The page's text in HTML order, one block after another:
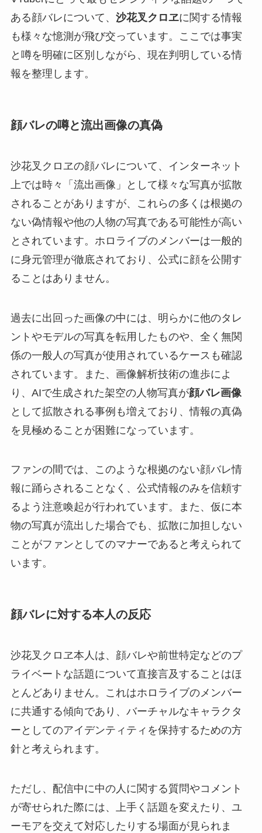
ある顔バレについて、 沙花叉クロヱに関する情報
も様々な憶測が飛び交っています。ここでは事実
と噂を明確に区別しながら、現在判明している情
報を整理します。
顔バレの噂と流出画像の真偽
沙花叉クロヱの顔バレについて、インターネット
上では時々「流出画像」として様々な写真が拡散
されることがありますが、これらの多くは根拠の
ない偽情報や他の人物の写真である可能性が高い
とされています。ホロライブのメンバーは一般的
に身元管理が徹底されており、公式に顔を公開す
ることはありません。
過去に出回った画像の中には、明らかに他のタレ
ントやモデルの写真を転用したものや、全く無関
係の一般人の写真が使用されているケースも確認
されています。また、画像解析技術の進歩によ
り、AIで生成された架空の人物写真が顔バレ画像
として拡散される事例も増えており、情報の真偽
を見極めることが困難になっています。
ファンの間では、このような根拠のない顔バレ情
報に踊らされることなく、公式情報のみを信頼す
るよう注意喚起が行われています。また、仮に本
物の写真が流出した場合でも、拡散に加担しない
ことがファンとしてのマナーであると考えられて
います。
顔バレに対する本人の反応
沙花叉クロヱ本人は、顔バレや前世特定などのプ
ライベートな話題について直接言及することはほ
とんどありません。これはホロライブのメンバー
に共通する傾向であり、バーチャルなキャラクタ
ーとしてのアイデンティティを保持するための方
針と考えられます。
ただし、配信中に中の人に関する質問やコメント
が寄せられた際には、上手く話題を変えたり、ユ
ーモアを交えて対応したりする場面が見られま